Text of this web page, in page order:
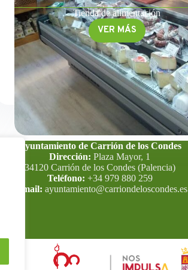
Tienda de alimentación
VER MÁS
La
despensa
de
Marta
Ayuntamiento de Carrión de los Condes
Dirección: Plaza Mayor, 1
34120 Carrión de los Condes (Palencia)
Teléfono: +34 979 880 259
E-mail: ayuntamiento@carriondeloscondes.es